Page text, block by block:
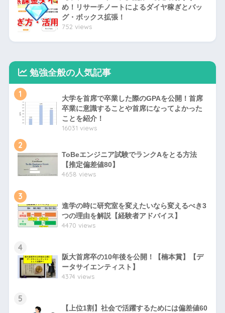
め！リサーチノートによるダイヤ稼ぎとバッ
グ・ボックス拡張！
752 views
勉強全般の人気記事
1
大学を首席で卒業した際のGPAを公開！首席
卒業に意識することや首席になってよかった
ことを紹介！
16031 views
2
ToBeエンジニア試験でランクAをとる方法
【推定偏差値80】
4658 views
3
進学の時に研究室を変えたいなら変えるべき3
つの理由を解説【経験者アドバイス】
4470 views
4
阪大首席卒の10年後を公開！【楠本賞】【デ
ータサイエンティスト】
4374 views
5
【上位1割】社会で活躍するためには偏差値60